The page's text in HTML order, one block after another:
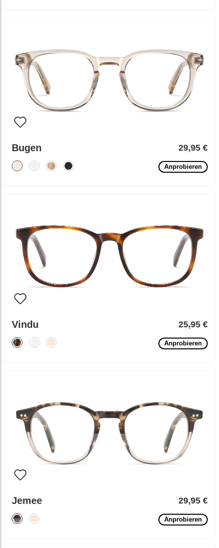
Bugen 29,95 €
Anprobieren
Vindu 25,95 €
Anprobieren
Jemee 29,95 €
Anprobieren